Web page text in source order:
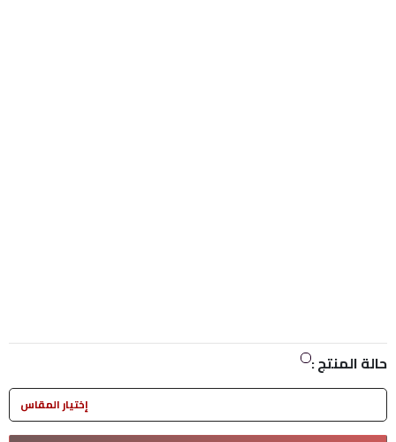
حالة المنتج :
إختيار المقاس